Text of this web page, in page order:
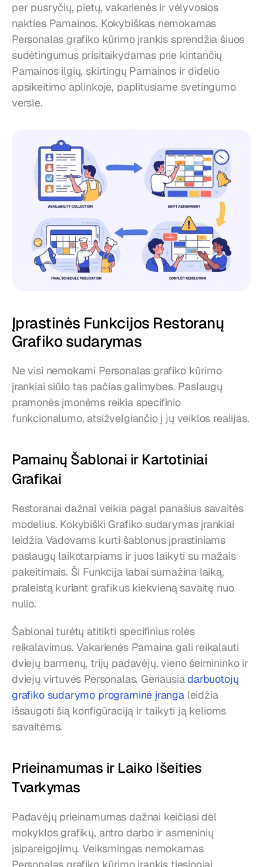
per pusryčių, pietų, vakarienės ir vėlyvosios
nakties Pamainos. Kokybiškas nemokamas
Personalas grafiko kūrimo įrankis sprendžia šiuos
sudėtingumus prisitaikydamas prie kintančių
Pamainos ilgių, skirtingų Pamainos ir didelio
apsikeitimo aplinkoje, paplitusiame svetingumo
versle.
Įprastinės Funkcijos Restoranų
Grafiko sudarymas
Ne visi nemokami Personalas grafiko kūrimo
įrankiai siūlo tas pačias galimybes. Paslaugų
pramonės įmonėms reikia specifinio
funkcionalumo, atsižvelgiančio į jų veiklos realijas.
Pamainų Šablonai ir Kartotiniai
Grafikai
Restoranai dažnai veikia pagal panašius savaitės
modelius. Kokybiški Grafiko sudarymas įrankiai
leidžia Vadovams kurti šablonus įprastiniams
paslaugų laikotarpiams ir juos laikyti su mažais
pakeitimais. Ši Funkcija labai sumažina laiką,
praleistą kuriant grafikus kiekvieną savaitę nuo
nulio.
Šablonai turėtų atitikti specifinius rolės
reikalavimus. Vakarienės Pamaina gali reikalauti
dviejų barmenų, trijų padavėjų, vieno šeimininko ir
dviejų virtuvės Personalas. Geriausia darbuotojų
grafiko sudarymo programinė įranga leidžia
išsaugoti šią konfigūraciją ir taikyti ją kelioms
savaitėms.
Prieinamumas ir Laiko Išeities
Tvarkymas
Padavėjų prieinamumas dažnai keičiasi dėl
mokyklos grafikų, antro darbo ir asmeninių
įsipareigojimų. Veiksmingas nemokamas
Personalas grafiko kūrimo įrankis tiesiogiai